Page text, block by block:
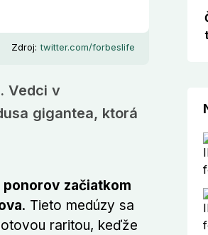
Zdroj:twitter.com/forbeslife
Vedci v
gigantea, ktorá
začiatkom
. Tieto medúzy sa
raritou, keďže